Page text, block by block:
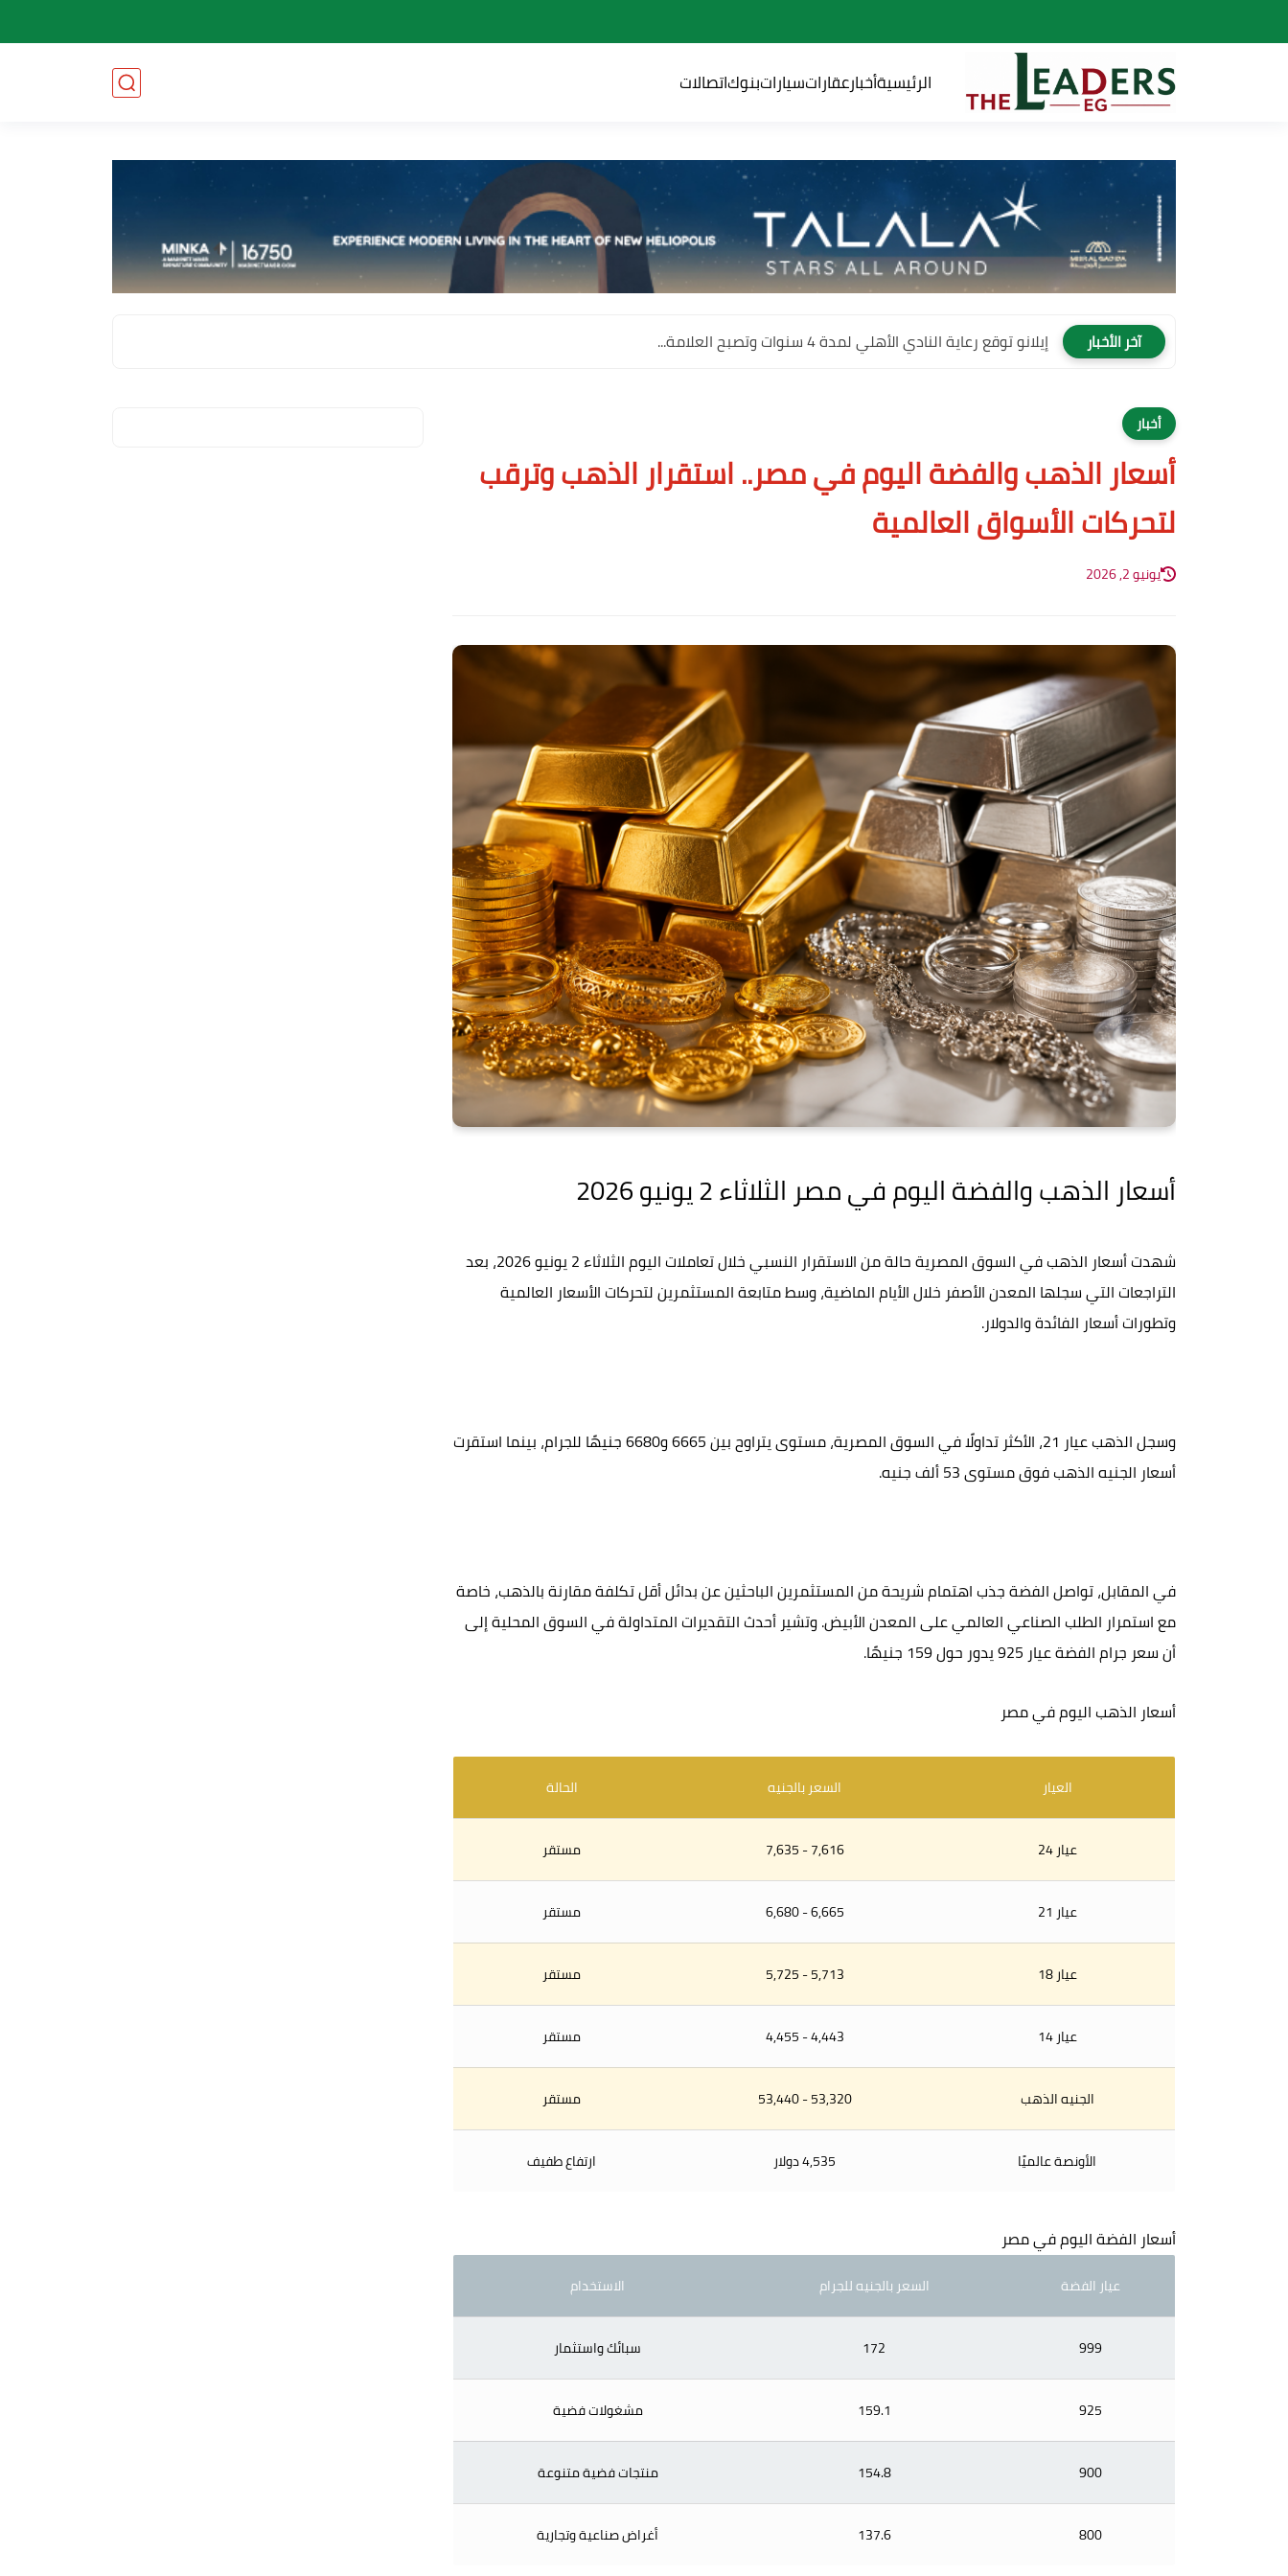
الرئيسيةأخبارعقاراتسياراتبنوكاتصالات
آخر الأخبار إيلانو توقع رعاية النادي الأهلي لمدة 4 سنوات وتصبح العلامة...
أخبار
أسعار الذهب والفضة اليوم في مصر.. استقرار الذهب وترقب
لتحركات الأسواق العالمية
يونيو 2, 2026
أسعار الذهب والفضة اليوم في مصر الثلاثاء 2 يونيو 2026
شهدت أسعار الذهب في السوق المصرية حالة من الاستقرار النسبي خلال تعاملات اليوم الثلاثاء 2 يونيو 2026، بعد
التراجعات التي سجلها المعدن الأصفر خلال الأيام الماضية، وسط متابعة المستثمرين لتحركات الأسعار العالمية
وتطورات أسعار الفائدة والدولار.
وسجل الذهب عيار 21، الأكثر تداولًا في السوق المصرية، مستوى يتراوح بين 6665 و6680 جنيهًا للجرام، بينما استقرت
أسعار الجنيه الذهب فوق مستوى 53 ألف جنيه.
في المقابل، تواصل الفضة جذب اهتمام شريحة من المستثمرين الباحثين عن بدائل أقل تكلفة مقارنة بالذهب، خاصة
مع استمرار الطلب الصناعي العالمي على المعدن الأبيض. وتشير أحدث التقديرات المتداولة في السوق المحلية إلى
أن سعر جرام الفضة عيار 925 يدور حول 159 جنيهًا.
أسعار الذهب اليوم في مصر
العيار السعر بالجنيه الحالة
عيار 24 7,616 - 7,635 مستقر
عيار 21 6,665 - 6,680 مستقر
عيار 18 5,713 - 5,725 مستقر
عيار 14 4,443 - 4,455 مستقر
الجنيه الذهب 53,320 - 53,440 مستقر
الأونصة عالميًا 4,535 دولار ارتفاع طفيف
أسعار الفضة اليوم في مصر
عيار الفضة السعر بالجنيه للجرام الاستخدام
999
172 سبائك واستثمار
925
159.1 مشغولات فضية
900
154.8 منتجات فضية متنوعة
800
137.6 أغراض صناعية وتجارية